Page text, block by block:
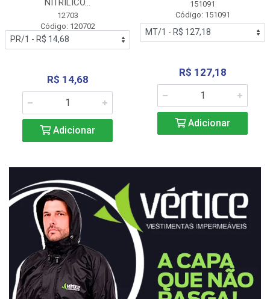
NITRÍLICO...
12703
Código: 120702
R$ 14,68
Adicionar
151091
Código: 151091
R$ 127,18
Adicionar